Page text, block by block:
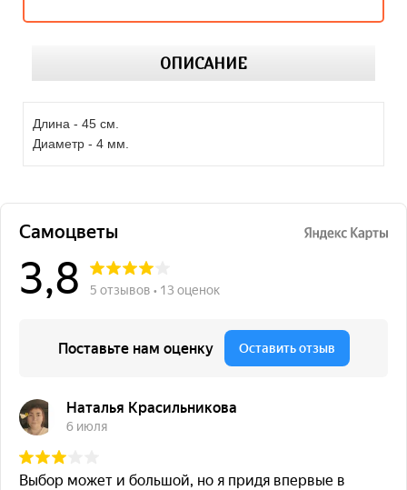
ОПИСАНИЕ
Длина - 45 см.
Диаметр - 4 мм.